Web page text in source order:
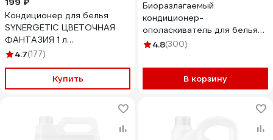
Кондиционер для белья
SYNERGETIC ЦВЕТОЧНАЯ
ФАНТАЗИЯ 1 л
4.7(177)
Купить
Биоразлагаемый
кондиционер-
ополаскиватель для белья
SYNERGETIC Магическая
4.8(300)
В корзину